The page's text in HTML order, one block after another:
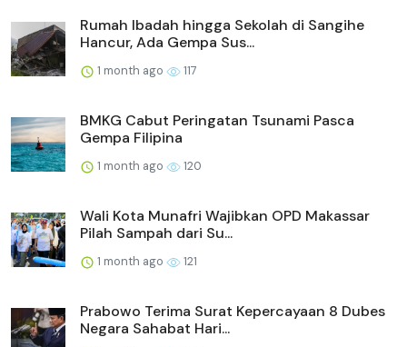
Rumah Ibadah hingga Sekolah di Sangihe
Hancur, Ada Gempa Sus...
1 month ago 117
BMKG Cabut Peringatan Tsunami Pasca
Gempa Filipina
1 month ago 120
Wali Kota Munafri Wajibkan OPD Makassar
Pilah Sampah dari Su...
1 month ago 121
Prabowo Terima Surat Kepercayaan 8 Dubes
Negara Sahabat Hari...